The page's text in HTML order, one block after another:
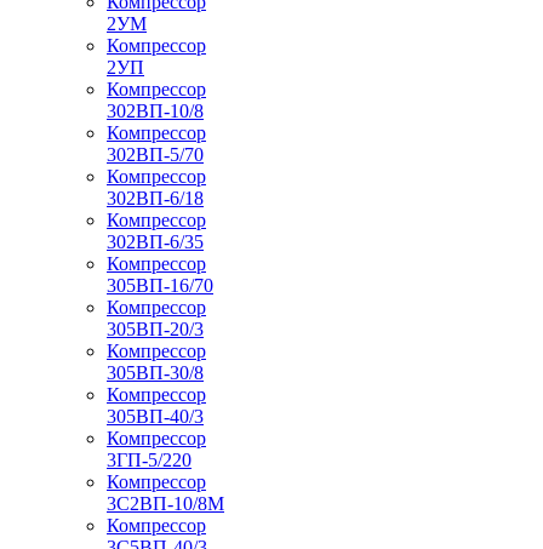
2УМ
Компрессор
2УП
Компрессор
302ВП-10/8
Компрессор
302ВП-5/70
Компрессор
302ВП-6/18
Компрессор
302ВП-6/35
Компрессор
305ВП-16/70
Компрессор
305ВП-20/3
Компрессор
305ВП-30/8
Компрессор
305ВП-40/3
Компрессор
3ГП-5/220
Компрессор
3С2ВП-10/8М
Компрессор